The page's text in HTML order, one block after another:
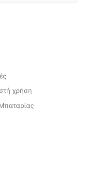
χρήση